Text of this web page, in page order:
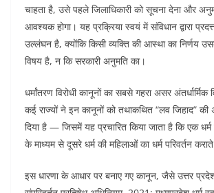
चाहता है, उसे पहले जिलाधिकारी को सूचना देना और
आवश्यक होगा। यह प्रक्रिया स्वयं में संविधान द्वारा
उल्लंघन है, क्योंकि किसी व्यक्ति की आस्था का निर्णय
विषय है, न कि सरकारी अनुमति का।
धर्मांतरण विरोधी कानूनों का सबसे गहरा असर अंतर्धार्मिक
कई राज्यों ने इन कानूनों को तथाकथित “लव जिहाद”
दिया है — जिसमें यह प्रचारित किया जाता है कि एक धर्म
के माध्यम से दूसरे धर्म की महिलाओं का धर्म परिवर्तन
इस धारणा के आधार पर बनाए गए कानून, जैसे उत्तर प्रदेश